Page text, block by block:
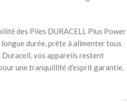
des Piles DURACELL Plus Power
durée, prête à alimenter tous
Duracell, vos appareils restent
une tranquillité d’esprit garantie.